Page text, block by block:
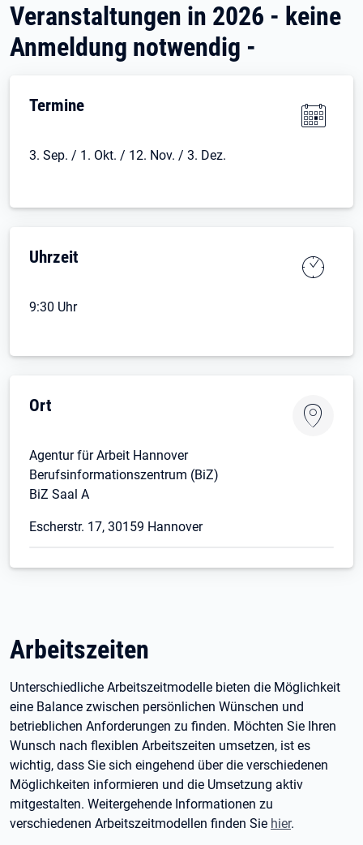
Veranstaltungen in 2026 - keine
Anmeldung notwendig -
Termine
3. Sep. / 1. Okt. / 12. Nov. / 3. Dez.
Uhrzeit
9:30 Uhr
Ort
Agentur für Arbeit Hannover
Berufsinformationszentrum (BiZ)
BiZ Saal A
Escherstr. 17, 30159 Hannover
Arbeitszeiten
Unterschiedliche Arbeitszeitmodelle bieten die Möglichkeit
eine Balance zwischen persönlichen Wünschen und
betrieblichen Anforderungen zu finden. Möchten Sie Ihren
Wunsch nach flexiblen Arbeitszeiten umsetzen, ist es
wichtig, dass Sie sich eingehend über die verschiedenen
Möglichkeiten informieren und die Umsetzung aktiv
mitgestalten. Weitergehende Informationen zu
verschiedenen Arbeitszeitmodellen finden Sie hier.